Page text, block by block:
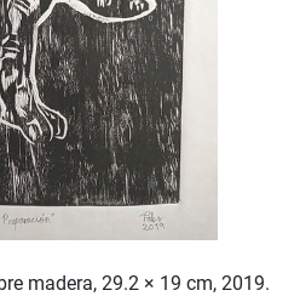
madera, 29.2 × 19 cm, 2019.